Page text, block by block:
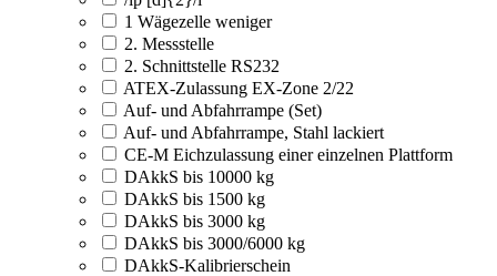
1 Wägezelle weniger
2. Messstelle
2. Schnittstelle RS232
ATEX-Zulassung EX-Zone 2/22
Auf- und Abfahrrampe (Set)
Auf- und Abfahrrampe, Stahl lackiert
CE-M Eichzulassung einer einzelnen Plattform
DAkkS bis 10000 kg
DAkkS bis 1500 kg
DAkkS bis 3000 kg
DAkkS bis 3000/6000 kg
DAkkS-Kalibrierschein